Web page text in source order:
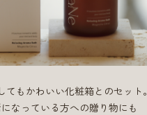
てもかわいい化粧箱とのセット。
なっている方への贈り物にも